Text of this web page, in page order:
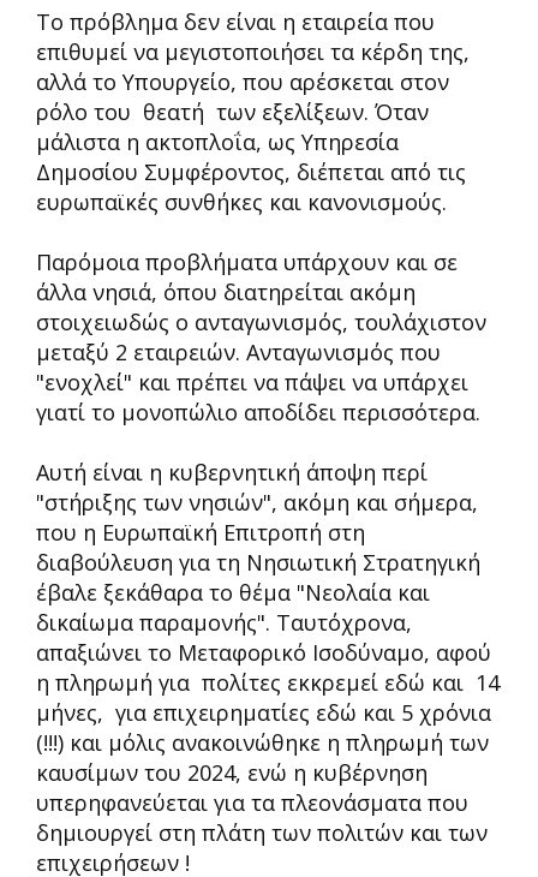
Το πρόβλημα δεν είναι η εταιρεία που
επιθυμεί να μεγιστοποιήσει τα κέρδη της,
αλλά το Υπουργείο, που αρέσκεται στον
ρόλο του θεατή των εξελίξεων. Όταν
μάλιστα η ακτοπλοΐα, ως Υπηρεσία
Δημοσίου Συμφέροντος, διέπεται από τις
ευρωπαϊκές συνθήκες και κανονισμούς.
Παρόμοια προβλήματα υπάρχουν και σε
άλλα νησιά, όπου διατηρείται ακόμη
στοιχειωδώς ο ανταγωνισμός, τουλάχιστον
μεταξύ 2 εταιρειών. Ανταγωνισμός που
"ενοχλεί" και πρέπει να πάψει να υπάρχει
γιατί το μονοπώλιο αποδίδει περισσότερα.
Αυτή είναι η κυβερνητική άποψη περί
"στήριξης των νησιών", ακόμη και σήμερα,
που η Ευρωπαϊκή Επιτροπή στη
διαβούλευση για τη Νησιωτική Στρατηγική
έβαλε ξεκάθαρα το θέμα "Νεολαία και
δικαίωμα παραμονής". Ταυτόχρονα,
απαξιώνει το Μεταφορικό Ισοδύναμο, αφού
η πληρωμή για πολίτες εκκρεμεί εδώ και 14
μήνες, για επιχειρηματίες εδώ και 5 χρόνια
(!!!) και μόλις ανακοινώθηκε η πληρωμή των
καυσίμων του 2024, ενώ η κυβέρνηση
υπερηφανεύεται για τα πλεονάσματα που
δημιουργεί στη πλάτη των πολιτών και των
επιχειρήσεων !